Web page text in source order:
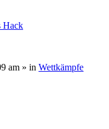
Hack
am » in Wettkämpfe